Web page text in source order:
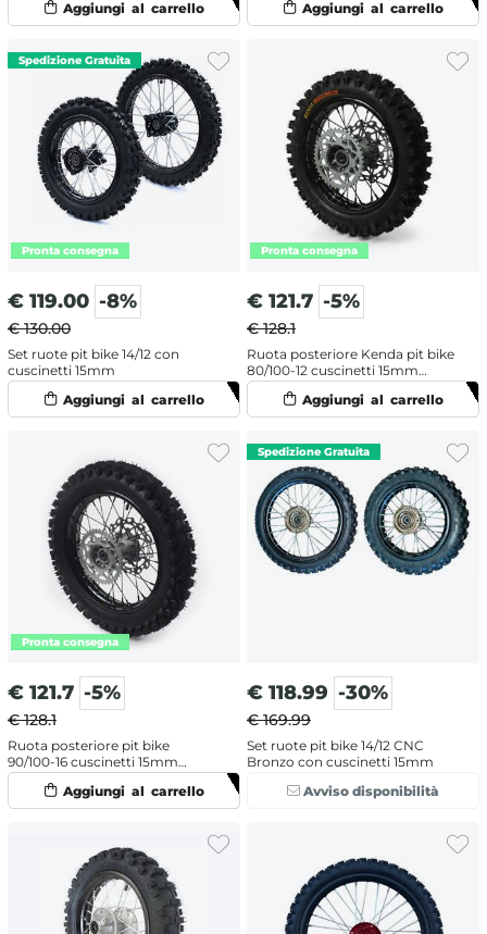
€ 119.00 -8%
€ 130.00
Set ruote pit bike 14/12 con
cuscinetti 15mm
€ 121.7 -5%
€ 128.1
Ruota posteriore Kenda pit bike
80/100-12 cuscinetti 15mm
completa
€ 121.7 -5%
€ 128.1
Ruota posteriore pit bike
90/100-16 cuscinetti 15mm
completa
€ 118.99 -30%
€ 169.99
Set ruote pit bike 14/12 CNC
Bronzo con cuscinetti 15mm
Avviso disponibilità